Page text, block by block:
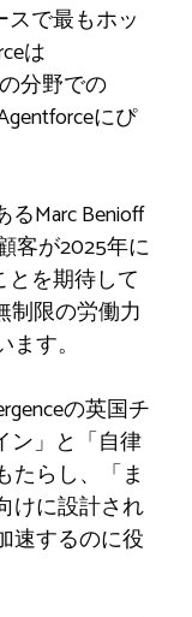
で最もホッ
は
分野での
にぴ
るMarc Benioff
客が2025年に
とを期待して
制限の労働力
す。
の英国チ
ン」と「自律
たらし、「ま
けに設計され
速するのに役